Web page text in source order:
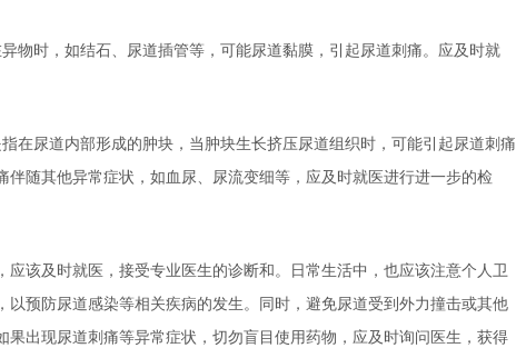
物时，如结石、尿道插管等，可能尿道黏膜，引起尿道刺痛。应及时就
在尿道内部形成的肿块，当肿块生长挤压尿道组织时，可能引起尿道刺痛
伴随其他异常症状，如血尿、尿流变细等，应及时就医进行进一步的检
应该及时就医，接受专业医生的诊断和。日常生活中，也应该注意个人卫
以预防尿道感染等相关疾病的发生。同时，避免尿道受到外力撞击或其他
果出现尿道刺痛等异常症状，切勿盲目使用药物，应及时询问医生，获得